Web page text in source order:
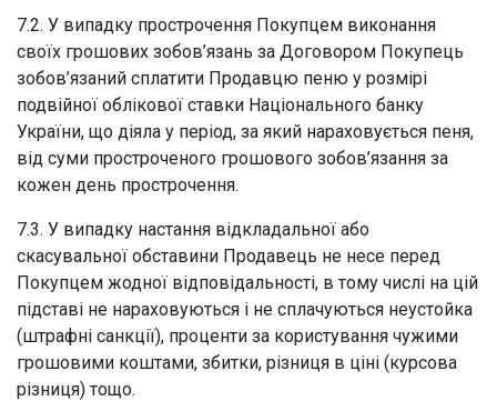
7.2. У випадку прострочення Покупцем виконання
своїх грошових зобов’язань за Договором Покупець
зобов’язаний сплатити Продавцю пеню у розмірі
подвійної облікової ставки Національного банку
України, що діяла у період, за який нараховується пеня,
від суми простроченого грошового зобов’язання за
кожен день прострочення.
7.3. У випадку настання відкладальної або
скасувальної обставини Продавець не несе перед
Покупцем жодної відповідальності, в тому числі на цій
підставі не нараховуються і не сплачуються неустойка
(штрафні санкції), проценти за користування чужими
грошовими коштами, збитки, різниця в ціні (курсова
різниця) тощо.